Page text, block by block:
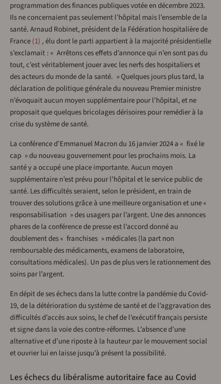
programmation des finances publiques votée en décembre 2023.
Ils ne concernaient pas seulement l’hôpital mais l’ensemble de la
santé. Arnaud Robinet, président de la Fédération hospitalière de
France 1 , élu dont le parti appartient à la majorité présidentielle
s’exclamait : « Arrêtons ces effets d’annonce qui n’en sont pas du
tout, c’est véritablement jouer avec les nerfs des hospitaliers et
des acteurs du monde de la santé. » Quelques jours plus tard, la
déclaration de politique générale du nouveau Premier ministre
n’évoquait aucun moyen supplémentaire pour l’hôpital, et ne
proposait que quelques bricolages dérisoires pour remédier à la
crise du système de santé.
La conférence d’Emmanuel Macron du 16 janvier 2024 a « fixé le
cap » du nouveau gouvernement pour les prochains mois. La
santé y a occupé une place importante. Aucun moyen
supplémentaire n’est prévu pour l’hôpital et le service public de
santé. Les difficultés seraient, selon le président, en train de
trouver des solutions grâce à une meilleure organisation et une «
responsabilisation » des usagers par l’argent. Une des annonces
phares de la conférence de presse est l’accord donné au
doublement des « franchises » médicales (la part non
remboursable des médicaments, examens de laboratoire,
consultations médicales). Un pas de plus vers le rationnement des
soins par l’argent.
En dépit de ses échecs dans la lutte contre la pandémie du Covid-
19, de la détérioration du système de santé et de l’aggravation des
difficultés d’accès aux soins, le chef de l’exécutif français persiste
et signe dans la voie des contre-réformes. L’absence d’une
alternative et d’une riposte à la hauteur par le mouvement social
et ouvrier lui en laisse jusqu’à présent la possibilité.
Les échecs du libéralisme autoritaire face au Covid